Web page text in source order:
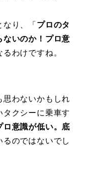
り、「 プロのタ
ないのか！プロ意
わけですね。
思わないかもしれ
タクシーに乗車す
ロ意識が低い。底
のではないでし